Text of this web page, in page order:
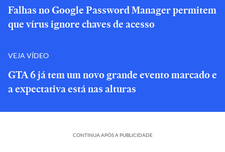
Falhas no Google Password Manager permitem
que vírus ignore chaves de acesso
VEJA VÍDEO
GTA 6 já tem um novo grande evento marcado e
a expectativa está nas alturas
CONTINUA APÓS A PUBLICIDADE